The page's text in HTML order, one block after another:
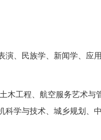
演、民族学、新闻学、应
木工程、航空服务艺术与
科学与技术、城乡规划、